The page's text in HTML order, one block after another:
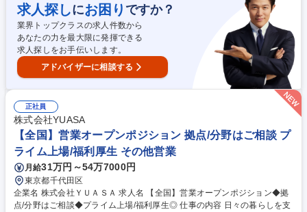
機等）を動かすためのNCデータを作成します。まずはプログラミング業
務からスタートし、板金加工の特性を理解していただきます。ゆくゆくは
製造工程の改善や管理まで、モノづくりの中心人物として幅広く活躍でき
る環境です。自分のデータが実物の製品として形になる手応えを実感でき
ます。 募集職種 【和歌山/板金設計・プログラマー】CAD・CAM経験/転
勤なし/転居手当あり
求人探しにお困り ですか？
業界トップクラスの求人件数から
あなたの力を最大限に発揮できる
求人探しをお手伝いします。
アドバイザーに相談する
正社員
株式会社YUASA
【全国】営業オープンポジション 拠点/分野はご相談 プ
ライム上場/福利厚生 その他営業
月給31万円～54万7000円
東京都千代田区
企業名 株式会社ＹＵＡＳＡ 求人名 【全国】営業オープンポジション◆拠
点/分野はご相談◆プライム上場/福利厚生◎ 仕事の内容 日々の暮らしを支